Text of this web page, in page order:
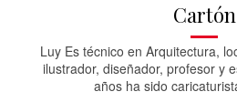
Cartón
Luy Es técnico en Arquitectura,
ilustrador, diseñador, profesor y
años ha sido